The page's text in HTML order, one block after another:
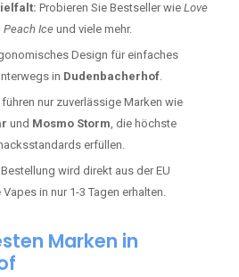
Probieren Sie Bestseller wie Love
Peach Ice und viele mehr.
Design für einfaches
in Dudenbacherhof.
führen nur zuverlässige Marken wie
und Mosmo Storm, die höchste
erfüllen.
wird direkt aus der EU
in nur 1-3 Tagen erhalten.
Marken in